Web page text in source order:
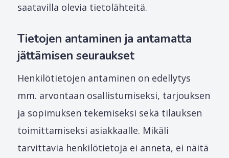
saatavilla olevia tietolähteitä.
Tietojen antaminen ja antamatta
jättämisen seuraukset
Henkilötietojen antaminen on edellytys
mm. arvontaan osallistumiseksi, tarjouksen
ja sopimuksen tekemiseksi sekä tilauksen
toimittamiseksi asiakkaalle. Mikäli
tarvittavia henkilötietoja ei anneta, ei näitä